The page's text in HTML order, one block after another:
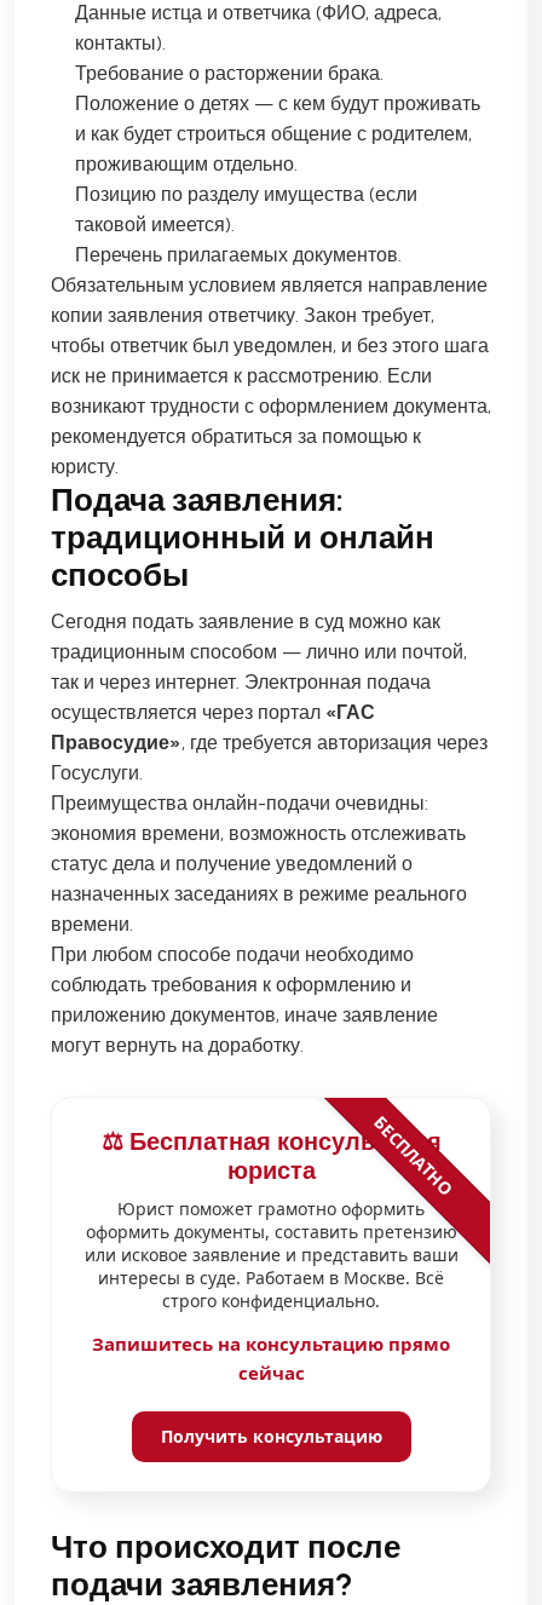
Данные истца и ответчика (ФИО, адреса,
контакты).
Требование о расторжении брака.
Положение о детях — с кем будут проживать
и как будет строиться общение с родителем,
проживающим отдельно.
Позицию по разделу имущества (если
таковой имеется).
Перечень прилагаемых документов.
Обязательным условием является направление
копии заявления ответчику. Закон требует,
чтобы ответчик был уведомлен, и без этого шага
иск не принимается к рассмотрению. Если
возникают трудности с оформлением документа,
рекомендуется обратиться за помощью к
юристу.
Подача заявления:
традиционный и онлайн
способы
Сегодня подать заявление в суд можно как
традиционным способом — лично или почтой,
так и через интернет. Электронная подача
осуществляется через портал «ГАС
Правосудие», где требуется авторизация через
Госуслуги.
Преимущества онлайн-подачи очевидны:
экономия времени, возможность отслеживать
статус дела и получение уведомлений о
назначенных заседаниях в режиме реального
времени.
При любом способе подачи необходимо
соблюдать требования к оформлению и
приложению документов, иначе заявление
могут вернуть на доработку.
⚖️ Бесплатная консультация
юриста
Юрист поможет грамотно оформить
оформить документы, составить претензию
или исковое заявление и представить ваши
интересы в суде. Работаем в Москве. Всё
строго конфиденциально.
БЕСПЛАТНО
Запишитесь на консультацию прямо
сейчас
Получить консультацию
Что происходит после
подачи заявления?